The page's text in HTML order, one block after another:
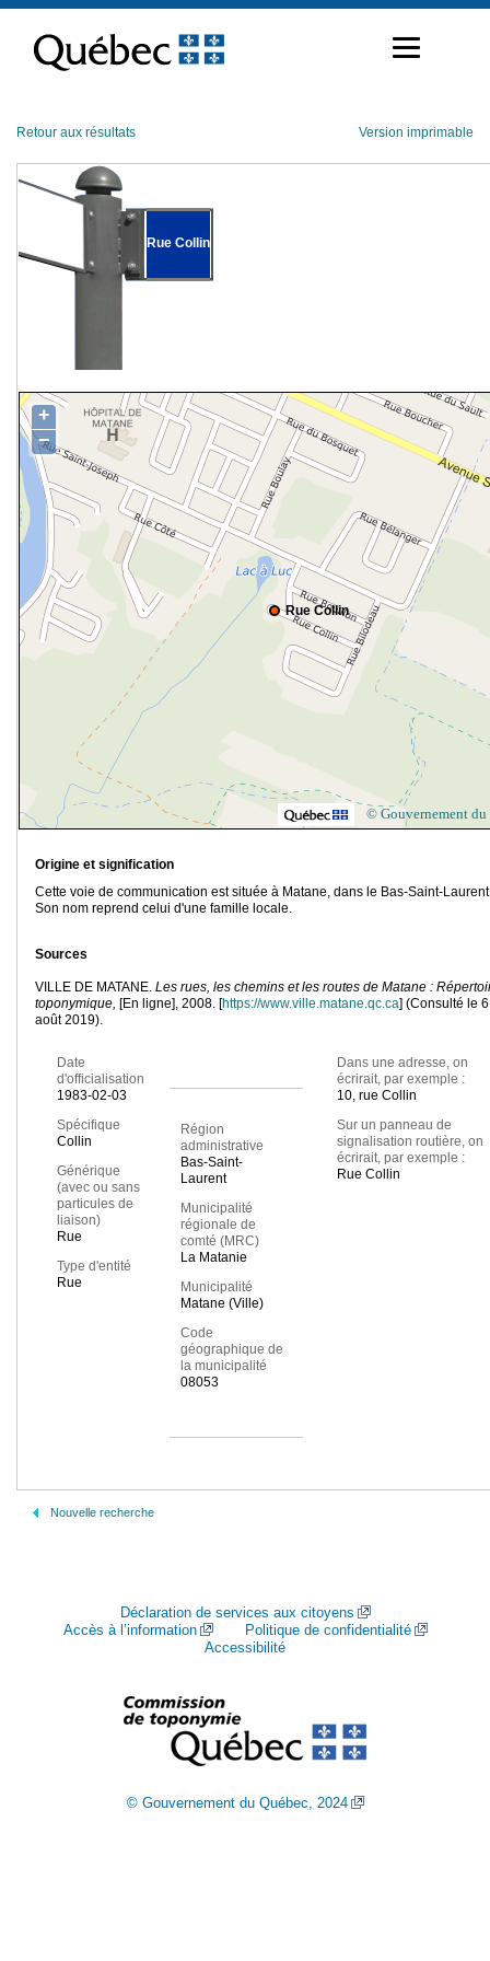
contenu
Retour aux résultats Version imprimable
Rue Collin
Rue Collin
+
−
© Gouvernement du
Origine et signification
Cette voie de communication est située à Matane, dans le Bas-Saint-
Son nom reprend celui d'une famille locale.
Sources
VILLE DE MATANE. Les rues, les chemins et les routes de Matane :
toponymique, [En ligne], 2008. [https://www.ville.matane.qc.ca] (Consulté le 6
août 2019).
Date
d'officialisation
1983-02-03
Spécifique
Collin
Générique
(avec ou sans
particules de
liaison)
Rue
Type d'entité
Rue
Région
administrative
Bas-Saint-
Laurent
Municipalité
régionale de
comté (MRC)
La Matanie
Municipalité
Matane (Ville)
Code
géographique de
la municipalité
08053
Dans une adresse, on
écrirait, par exemple :
10, rue Collin
Sur un panneau de
signalisation routière, on
écrirait, par exemple :
Rue Collin
Nouvelle recherche
Déclaration de services aux citoyens
Accès à l’information
Politique de confidentialité
Accessibilité
© Gouvernement du Québec, 2024